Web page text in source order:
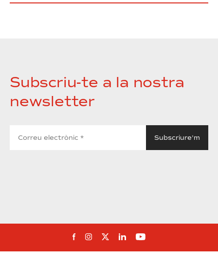
Subscriu-te a la nostra
newsletter
Segueix-nos al Facebook
Segueix-nos a Instagram
Segueix-nos a Twitter
Segueix-nos a
Segueix-nos a